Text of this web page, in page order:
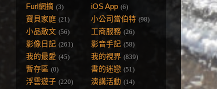
Furl網摘 (3) iOS App (6)
寶貝家庭 (21) 小公司當伯特 (98)
小品散文 (56) 工商服務 (26)
影像日記 (261) 影音手記 (58)
我的最愛 (45) 我的視界 (839)
暫存區 (0) 書的迷戀 (51)
浮雲遊子 (220) 演講活動 (14)